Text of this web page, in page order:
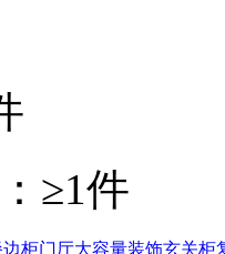
≥1件
柜门厅大容量装饰玄关柜